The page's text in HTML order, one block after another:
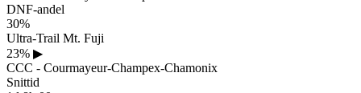
DNF-andel
30%
Ultra-Trail Mt. Fuji
23% ▶
CCC - Courmayeur-Champex-Chamonix
Snittid